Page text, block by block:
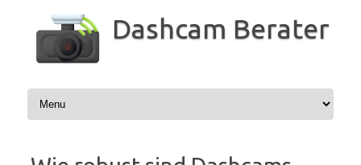
springen
Dashcam Berater